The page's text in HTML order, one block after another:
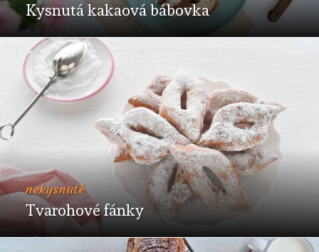
Kysnutá kakaová bábovka
nekysnuté
Tvarohové fánky